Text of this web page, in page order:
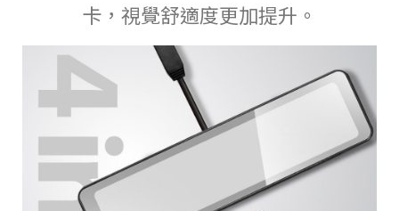
卡，視覺舒適度更加提升。